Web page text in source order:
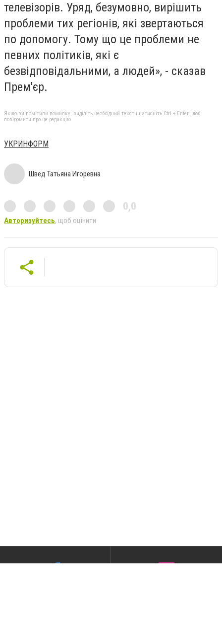
телевізорів. Уряд, безумовно, вирішить
проблеми тих регіонів, які звертаються
по допомогу. Тому що це проблеми не
певних політиків, які є
безвідповідальними, а людей», - сказав
Прем'єр.
Якщо ви помітили помилку, виділіть необхідний текст і натисніть Ctrl + Enter, щоб
повідомити про це редакцію
УКРИНФОРМ
Швед Татьяна Игоревна
0,0
Авторизуйтесь, щоб оцінити